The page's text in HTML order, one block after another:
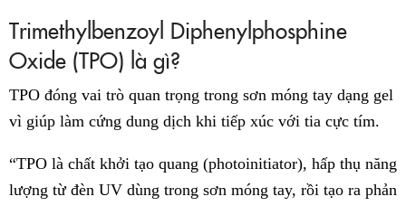
Trimethylbenzoyl Diphenylphosphine
Oxide (TPO) là gì?
TPO đóng vai trò quan trọng trong sơn móng tay dạng gel
vì giúp làm cứng dung dịch khi tiếp xúc với tia cực tím.
“TPO là chất khởi tạo quang (photoinitiator), hấp thụ năng
lượng từ đèn UV dùng trong sơn móng tay, rồi tạo ra phản